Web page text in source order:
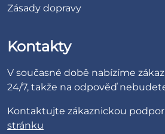
Zásady dopravy
Kontakty
V současné době nabízíme
24/7, takže na odpověď
Kontaktujte zákaznickou
stránku